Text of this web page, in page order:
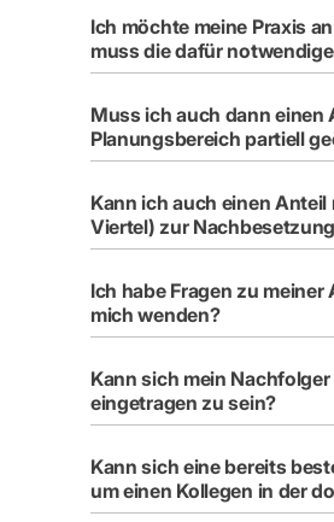
Ich möchte meine Praxis
muss die dafür
Muss ich auch dann
Planungsbereich partiell
Kann ich auch einen
Viertel) zur
Ich habe Fragen zu
mich wenden?
Kann sich mein
eingetragen zu sein?
Kann sich eine bereits
um einen Kollegen in der